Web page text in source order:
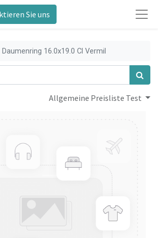
Sie uns
Daumenring 16.0x19.0 Cl Vermil
Allgemeine Preisliste Test